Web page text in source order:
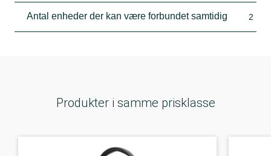
Antal enheder der kan være forbundet samtidig 2
Produkter i samme prisklasse